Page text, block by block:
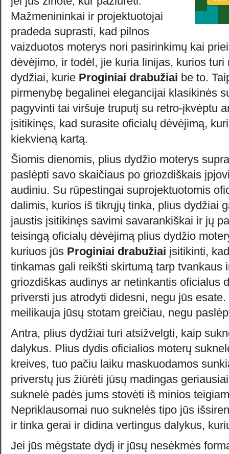
Mažmenininkai ir projektuotojai
pradeda suprasti, kad pilnos
vaizduotos moterys nori pasirinkimų kai
dėvėjimo, ir todėl, jie kuria linijas, kurios
dydžiai, kurie Proginiai drabužiai be to.
pirmenybę begalinei elegancijai klasikinės
pagyvinti tai viršuje truputį su retro-įkvėptu
įsitikinęs, kad surasite oficialų dėvėjimą,
kiekvieną kartą.
Šiomis dienomis, plius dydžio moterys
paslėpti savo skaičiaus po griozdiškais
audiniu. Su rūpestingai suprojektuotomis
dalimis, kurios iš tikrųjų tinka, plius dydžiai
jaustis įsitikinęs savimi savarankiškai ir jų
teisingą oficialų dėvėjimą plius dydžio
kuriuos jūs Proginiai drabužiai įsitikinti,
tinkamas gali reikšti skirtumą tarp tvankaus
griozdiškas audinys ar netinkantis oficialus
priversti jus atrodyti didesni, negu jūs
meilikauja jūsų stotam greičiau, negu
Antra, plius dydžiai turi atsižvelgti, kaip
dalykus. Plius dydis oficialios moterų
kreives, tuo pačiu laiku maskuodamos
priverstų jus žiūrėti jūsų madingas
suknelė padės jums stovėti iš minios
Nepriklausomai nuo suknelės tipo jūs
ir tinka gerai ir didina vertingus dalykus,
Jei jūs mėgstate dydį ir jūsų nesėkmės